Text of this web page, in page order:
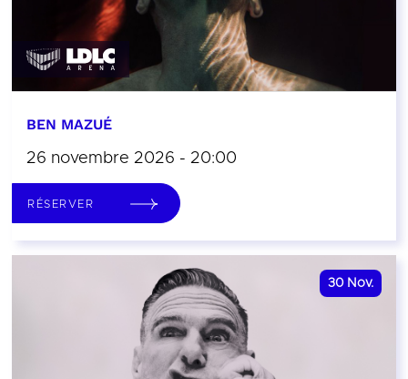
BEN MAZUÉ
26 novembre 2026 - 20:00
RÉSERVER
30 Nov.